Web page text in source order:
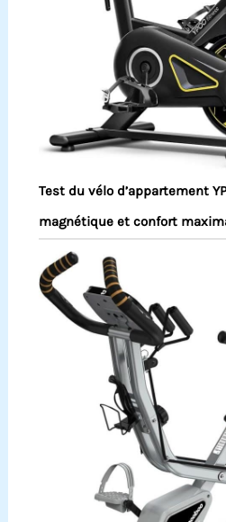
Test du vélo d’appartement
magnétique et confort